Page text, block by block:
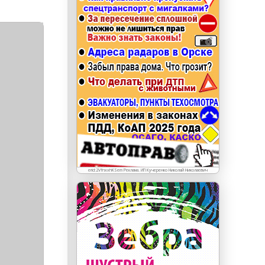
erid: LdtCKJjWj Реклама. ИП Кучеренко Николай
Николаевич
erid:2VfnxxhKSem Реклама. ИП Кучеренко Николай Николаевич